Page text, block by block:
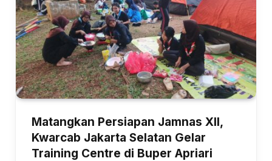
Matangkan Persiapan Jamnas XII,
Kwarcab Jakarta Selatan Gelar
Training Centre di Buper Apriari